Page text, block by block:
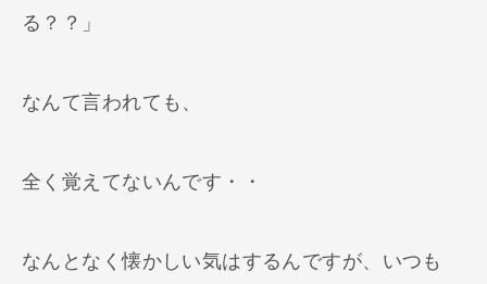
る？？」
なんて言われても、
全く覚えてないんです・・
なんとなく懐かしい気はするんですが、いつも